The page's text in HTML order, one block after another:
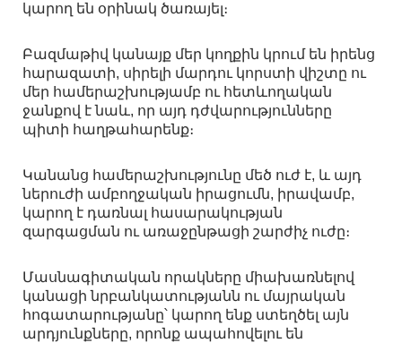
կարող են օրինակ ծառայել։
Բազմաթիվ կանայք մեր կողքին կրում են իրենց
հարազատի, սիրելի մարդու կորստի վիշտը ու
մեր համերաշխությամբ ու հետևողական
ջանքով է նաև, որ այդ դժվարությունները
պիտի հաղթահարենք։
Կանանց համերաշխությունը մեծ ուժ է, և այդ
ներուժի ամբողջական իրացումն, իրավամբ,
կարող է դառնալ հասարակության
զարգացման ու առաջընթացի շարժիչ ուժը։
Մասնագիտական որակները միախառնելով
կանացի նրբանկատությանն ու մայրական
հոգատարությանը՝ կարող ենք ստեղծել այն
արդյունքները, որոնք ապահովելու են